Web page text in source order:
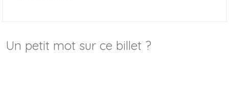
Un petit mot sur ce billet ?